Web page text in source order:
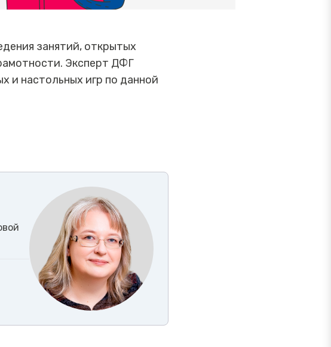
занятий, открытых
Эксперт ДФГ
настольных игр по данной